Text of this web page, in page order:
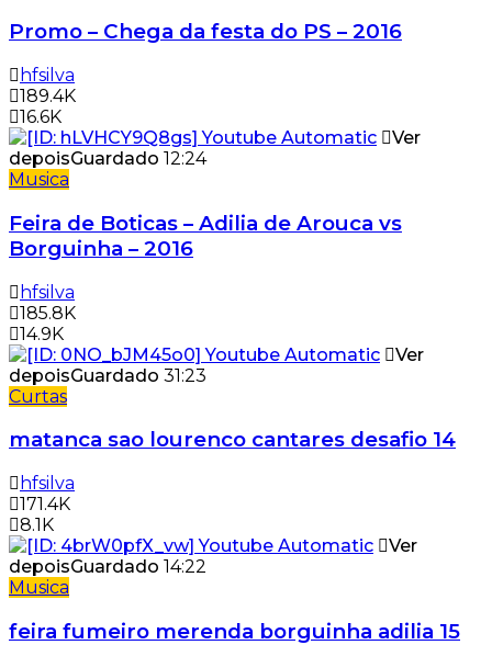
Promo – Chega da festa do PS – 2016
hfsilva
189.4K
16.6K
Ver
depoisGuardado 12:24
Musica
Feira de Boticas – Adilia de Arouca vs
Borguinha – 2016
hfsilva
185.8K
14.9K
Ver
depoisGuardado 31:23
Curtas
matanca sao lourenco cantares desafio 14
hfsilva
171.4K
8.1K
Ver
depoisGuardado 14:22
Musica
feira fumeiro merenda borguinha adilia 15